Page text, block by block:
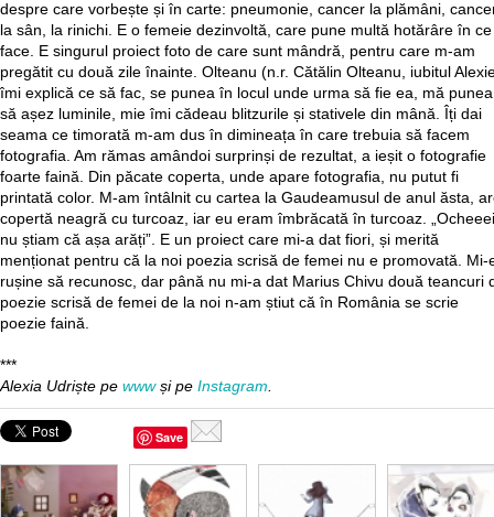
despre care vorbește și în carte: pneumonie, cancer la plămâni,
la sân, la rinichi. E o femeie dezinvoltă, care pune multă hotărâre în ce
face. E singurul proiect foto de care sunt mândră, pentru care m-am
pregătit cu două zile înainte. Olteanu (n.r. Cătălin Olteanu, iubitul
îmi explică ce să fac, se punea în locul unde urma să fie ea, mă punea
să așez luminile, mie îmi cădeau blitzurile și stativele din mână. Îți dai
seama ce timorată m-am dus în dimineața în care trebuia să facem
fotografia. Am rămas amândoi surprinși de rezultat, a ieșit o fotografie
foarte faină. Din păcate coperta, unde apare fotografia, nu putut fi
printată color. M-am întâlnit cu cartea la Gaudeamusul de anul ăsta,
copertă neagră cu turcoaz, iar eu eram îmbrăcată în turcoaz.
nu știam că așa arăți”. E un proiect care mi-a dat fiori, și merită
menționat pentru că la noi poezia scrisă de femei nu e promovată. Mi-
rușine să recunosc, dar până nu mi-a dat Marius Chivu două teancuri
poezie scrisă de femei de la noi n-am știut că în România se scrie
poezie faină.
***
Alexia Udriște pe wwwși pe Instagram.
Save